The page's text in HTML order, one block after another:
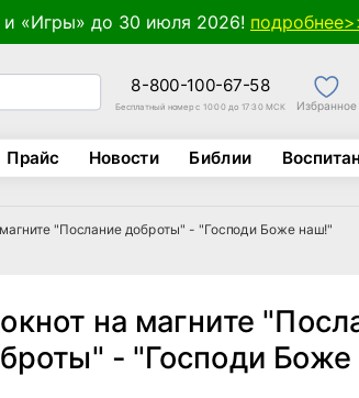
«Игры» до 30 июля 2026!
8-800-100-67-58
Бесплатный номер с 10:00 до 17:30 МСК Избранное
Прайс Новости Библии
"Послание доброты" - "Господи Боже наш!"
на магните
- "Господи